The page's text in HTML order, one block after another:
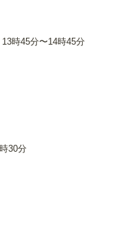
時45分〜14時45分
30分